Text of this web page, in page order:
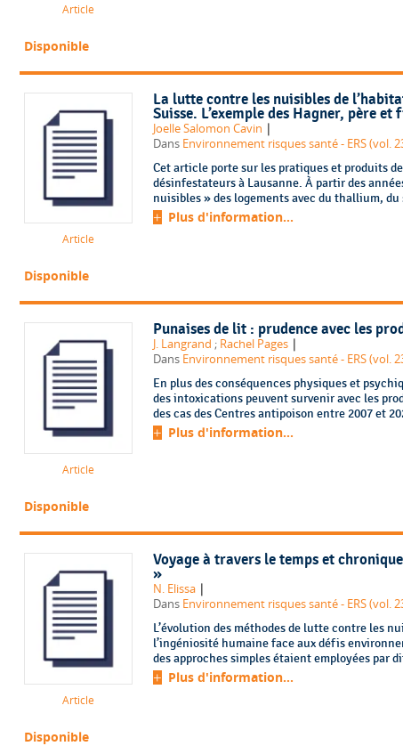
Article
Disponible
Article
La lutte contre les nuisibles de
Suisse. L’exemple des Hagner, père et
Joelle Salomon Cavin |
Dans Environnement risques santé - ERS (vol.
Cet article porte sur les pratiques et produits
désinfestateurs à Lausanne. À partir des
nuisibles » des logements avec du thallium,
Plus d'information...
Disponible
Article
Punaises de lit : prudence avec les
J. Langrand ; Rachel Pages |
Dans Environnement risques santé - ERS (vol.
En plus des conséquences physiques et
des intoxications peuvent survenir avec les
des cas des Centres antipoison entre 2007 et
Plus d'information...
Disponible
Article
Voyage à travers le temps et
»
N. Elissa |
Dans Environnement risques santé - ERS (vol.
L’évolution des méthodes de lutte contre les
l’ingéniosité humaine face aux défis
des approches simples étaient employées par
Plus d'information...
Disponible